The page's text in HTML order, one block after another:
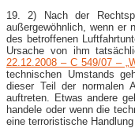
19. 2) Nach der
außergewöhnlich, wenn er
des betroffenen
Ursache von ihm
22.12.2008 – C 549/07 –
technischen Umstands
dieser Teil der normalen
auftreten. Etwas andere
handele oder wenn die
eine terroristische